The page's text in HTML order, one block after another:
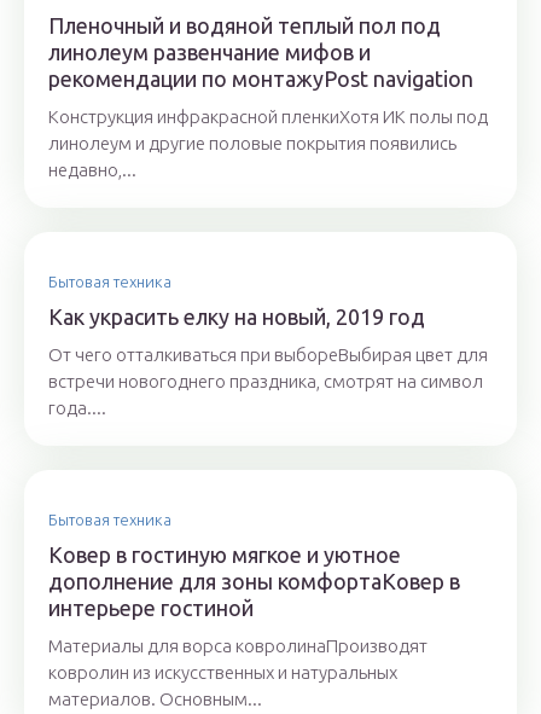
Пленочный и водяной теплый пол под
линолеум развенчание мифов и
рекомендации по монтажуPost navigation
Конструкция инфракрасной пленкиХотя ИК полы под
линолеум и другие половые покрытия появились
недавно,...
Бытовая техника
Как украсить елку на новый, 2019 год
От чего отталкиваться при выбореВыбирая цвет для
встречи новогоднего праздника, смотрят на символ
года....
Бытовая техника
Ковер в гостиную мягкое и уютное
дополнение для зоны комфортаКовер в
интерьере гостиной
Материалы для ворса ковролинаПроизводят
ковролин из искусственных и натуральных
материалов. Основным...